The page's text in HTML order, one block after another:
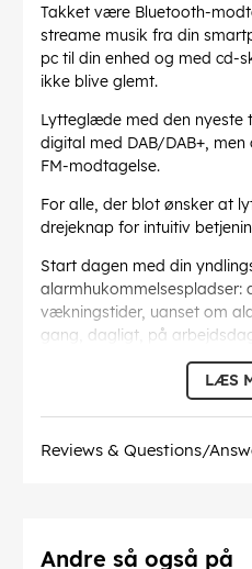
Takket være Bluetooth-
streame musik fra din
pc til din enhed og med cd-
ikke blive glemt.
Lytteglæde med den nyeste
digital med DAB/DAB+,
FM-modtagelse.
For alle, der blot ønsker at
drejeknap for intuitiv
Start dagen med din
alarmhukommelsespladser:
vækningstider, uanset om
gang, dagligt, på
Med 100 - 240 V
brug med landespecifik
4007249542540
EAN:
LÆS
Reviews & Questions/
Andre så også på